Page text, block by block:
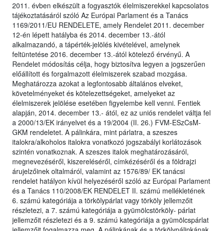
2011. évben elkészült a fogyasztók élelmiszerekkel kapcsolatos
tájékoztatásáról szóló Az Európai Parlament és a Tanács
1169/2011/EU RENDELETE, amely Rendelet 2011. december
12-én lépett hatályba és 2014. december 13.-ától
alkalmazandó, a tápérték-jelölés kivételével, amelynek
feltüntetése 2016. december 13.-ától kötelező érvényű. A
Rendelet módosítás célja, hogy biztosítva legyen a jogszerűen
előállított és forgalmazott élelmiszerek szabad mozgása.
Meghatározza azokat a legfontosabb általános elveket,
követelményeket és kötelezettségeket, amelyeket az
élelmiszerek jelölése esetében figyelembe kell venni. Fentiek
alapján, 2014. december 13.- ától, ez az uniós rendelet váltja fel
a 2000/13/EK irányelvet és a 19/2004 (II. 26.) FVM-ESzCsM-
GKM rendeletet. A pálinkára, mint párlatra, a szeszes
italokra/alkoholos italokra vonatkozó jogszabályi korlátozások
szintén vonatkoznak. A szeszes italok meghatározásáról,
megnevezéséről, kiszereléséről, címkézéséről és a földrajzi
árujelzőinek oltalmáról, valamint az 1576/89/ EK tanácsi
rendelet hatályon kívül helyezéséről szóló az Európai Parlament
és a Tanács 110/2008/EK RENDELET II. számú mellékletének
6. számú kategóriája a törkölypárlat vagy törköly jellemzőit
részletezi, a 7. számú kategóriája a gyümölcstörköly- párlat
jellemzőit részletezi és a 9. számú kategóriája a gyümölcspárlat